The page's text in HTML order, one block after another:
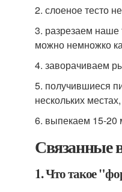
2. слоеное тесто
3. разрезаем наше
можно немножко
4. заворачиваем
5. получившиеся
нескольких
6. выпекаем 15-20
Связанные
1. Что такое